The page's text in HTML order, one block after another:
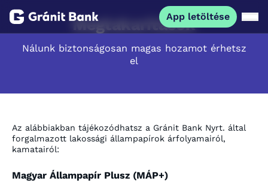
App letöltése
Magánszemélyeknek
Fiataloknak
Megtakarítások
Nálunk biztonságosan magas hozamot érhetsz
el
Az alábbiakban tájékozódhatsz a Gránit Bank Nyrt. által
forgalmazott lakossági állampapírok árfolyamairól,
kamatairól:
Magyar Állampapír Plusz (MÁP+)